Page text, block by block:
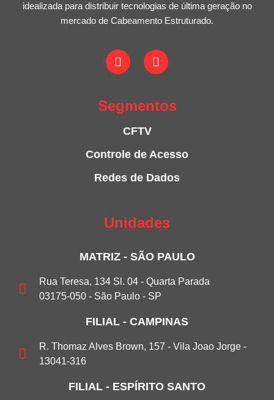
idealizada para distribuir tecnologias de última geração no
mercado de Cabeamento Estruturado.
Segmentos
CFTV
Controle de Acesso
Redes de Dados
Unidades
MATRIZ - SÃO PAULO
Rua Teresa, 134 Sl. 04 - Quarta Parada
03175-050 - São Paulo - SP
FILIAL - CAMPINAS
R. Thomaz Alves Brown, 157 - Vila Joao Jorge -
13041-316
FILIAL - ESPÍRITO SANTO